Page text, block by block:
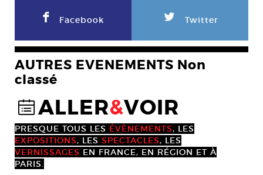
F Facebook L Twitter
AUTRES EVENEMENTS Non
classé
@ALLER&VOIR
PRESQUE TOUS LES ÉVÈNEMENTS, LES
EXPOSITIONS, LES SPECTACLES, LES
VERNISSAGES EN FRANCE, EN RÉGION ET À
PARIS.